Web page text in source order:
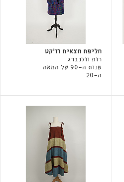
חליפת חצאית וז׳קט
רות וולנברג
שנות ה-90 של המאה
ה-20